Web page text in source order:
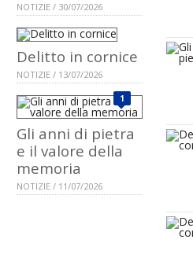
NOTIZIE / 30/07/2026
Delitto in cornice
NOTIZIE / 13/07/2026
1
Gli anni di pietra
e il valore della
memoria
NOTIZIE / 11/07/2026